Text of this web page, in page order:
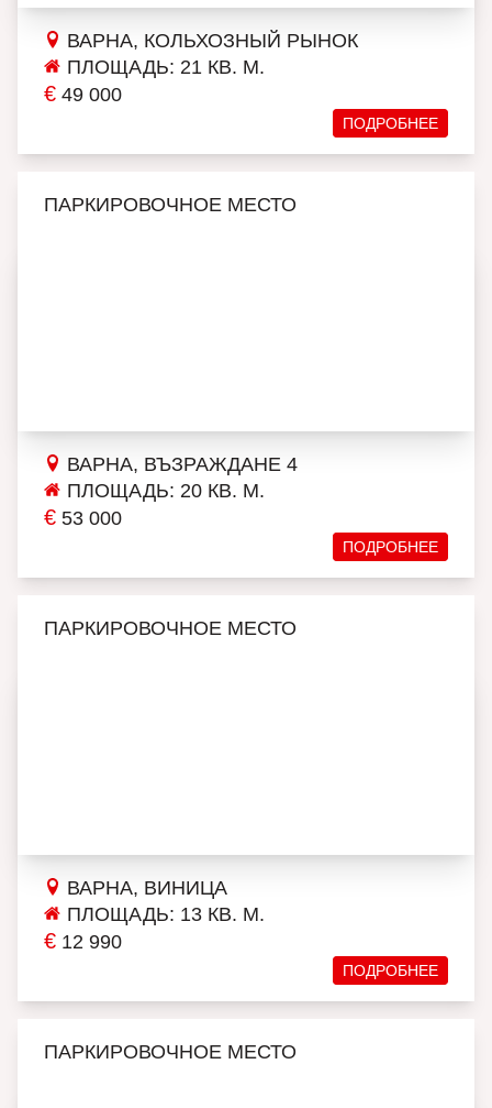
ВАРНА, КОЛЬХОЗНЫЙ РЫНОК
ПЛОЩАДЬ: 21 КВ. М.
€ 49 000
ПОДРОБНЕЕ
ПАРКИРОВОЧНОЕ МЕСТО
ВАРНА, ВЪЗРАЖДАНЕ 4
ПЛОЩАДЬ: 20 КВ. М.
€ 53 000
ПОДРОБНЕЕ
ПАРКИРОВОЧНОЕ МЕСТО
ВАРНА, ВИНИЦА
ПЛОЩАДЬ: 13 КВ. М.
€ 12 990
ПОДРОБНЕЕ
ПАРКИРОВОЧНОЕ МЕСТО